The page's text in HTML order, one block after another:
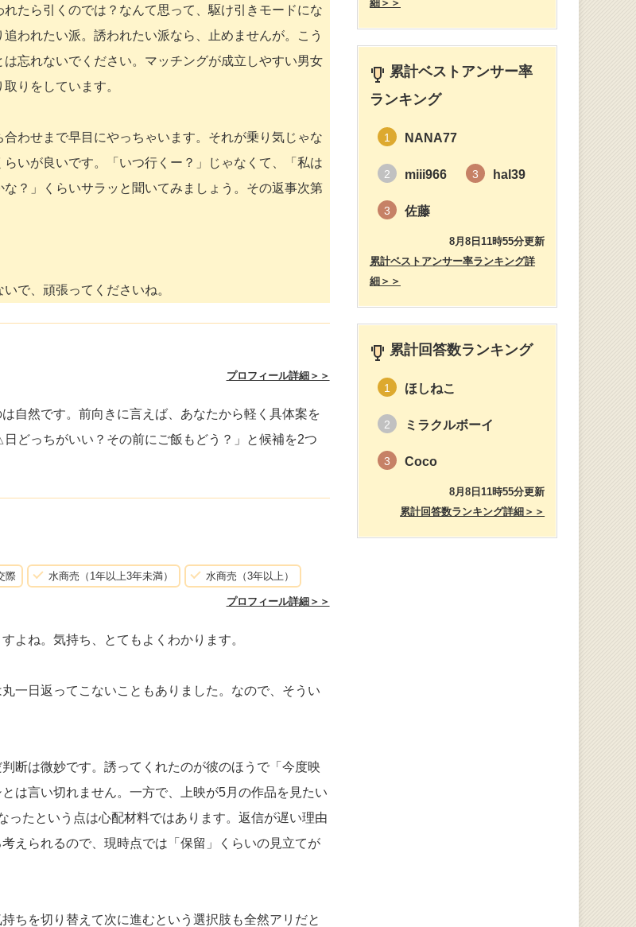
たら引くのでは？なんて思って、駆け引きモードにな
われたい派。誘われたい派なら、止めませんが。こう
忘れないでください。マッチングが成立しやすい男女
りをしています。
わせまで早目にやっちゃいます。それが乗り気じゃな
いが良いです。「いつ行くー？」じゃなくて、「私は
？」くらいサラッと聞いてみましょう。その返事次第
で、頑張ってくださいね。
プロフィール詳細＞＞
自然です。前向きに言えば、あなたから軽く具体案を
どっちがいい？その前にご飯もどう？」と候補を2つ
際 水商売（1年以上3年未満） 水商売（3年以上）
プロフィール詳細＞＞
よね。気持ち、とてもよくわかります。
一日返ってこないこともありました。なので、そうい
断は微妙です。誘ってくれたのが彼のほうで「今度映
は言い切れません。一方で、上映が5月の作品を見たい
たという点は心配材料ではあります。返信が遅い理由
えられるので、現時点では「保留」くらいの見立てが
ちを切り替えて次に進むという選択肢も全然アリだと
細＞＞
累計ベストアンサー率
ランキング
1 NANA77
2 miii966 3 hal39
3 佐藤
8月8日11時55分更新
累計ベストアンサー率ランキング詳
細＞＞
累計回答数ランキング
1 ほしねこ
2 ミラクルボーイ
3 Coco
8月8日11時55分更新
累計回答数ランキング詳細＞＞